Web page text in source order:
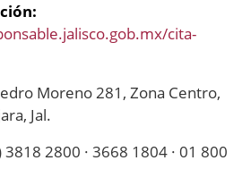
cita-
Moreno 281, Zona Centro,
Jal.
3818 2800 · 3668 1804 · 01 800